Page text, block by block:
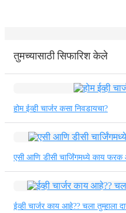
तुमच्यासाठी सिफारिश केले
होम ईव्ही चार्जर कसा निवडायचा?
एसी आणि डीसी चार्जिंगमध्ये काय
ईव्ही चार्जर काय आहे?? चला तुम्हाला